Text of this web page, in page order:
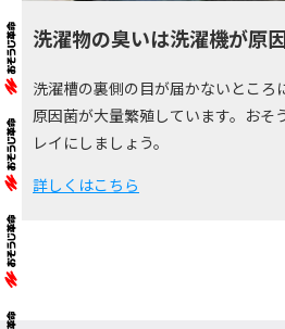
洗濯物の臭いは洗濯機が原
洗濯槽の裏側の目が届かないところ
原因菌が大量繁殖しています。おそ
レイにしましょう。
詳しくはこちら